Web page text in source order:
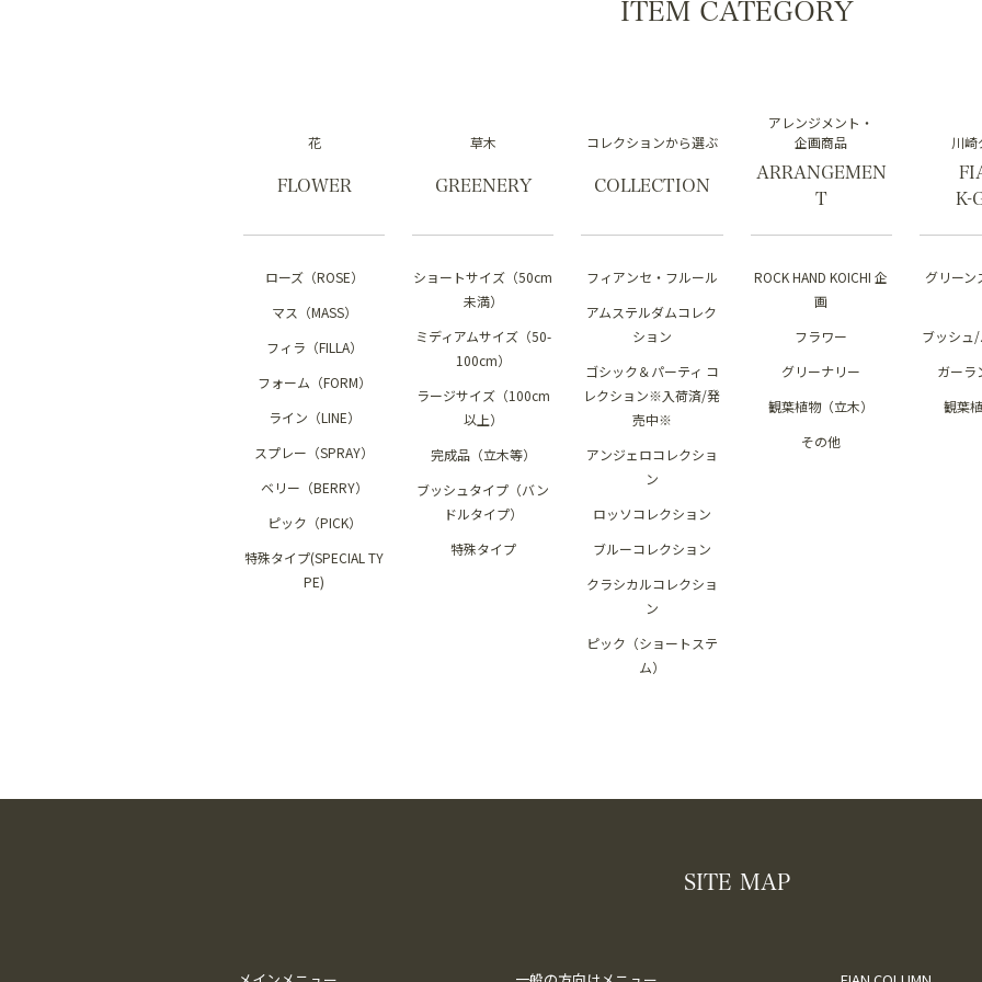
ITEM CATEGORY
花
FLOWER
ローズ（ROSE）
マス（MASS）
フィラ（FILLA）
フォーム（FORM）
ライン（LINE）
スプレー（SPRAY）
ベリー（BERRY）
ピック（PICK）
特殊タイプ(SPECIAL TY
PE)
草木
GREENERY
ショートサイズ（50cm
未満）
ミディアムサイズ（50-
100cm）
ラージサイズ（100cm
以上）
完成品（立木等）
ブッシュタイプ（バン
ドルタイプ）
特殊タイプ
コレクションから選ぶ
COLLECTION
フィアンセ・フルール
アムステルダムコレク
ション
ゴシック＆パーティ コ
レクション※入荷済/発
売中※
アンジェロコレクショ
ン
ロッソコレクション
ブルーコレクション
クラシカルコレクショ
ン
ピック（ショートステ
ム）
アレンジメント・
企画商品
ARRANGEMEN
T
ROCK HAND KOICHI 企
画
フラワー
グリーナリー
観葉植物（立木）
その他
川崎
K-
グリーン
ブッシュ
ガーラ
観葉
SITE MAP